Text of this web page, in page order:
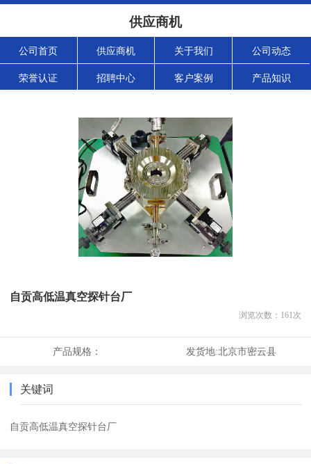
供应商机
公司首页 供应商机 关于我们 公司动态
荣誉认证 招聘中心 客户案例 产品知识
自贡高低温真空探针台厂
浏览次数： 161次
产品规格： 发货地:北京市密云县
关键词
自贡高低温真空探针台厂